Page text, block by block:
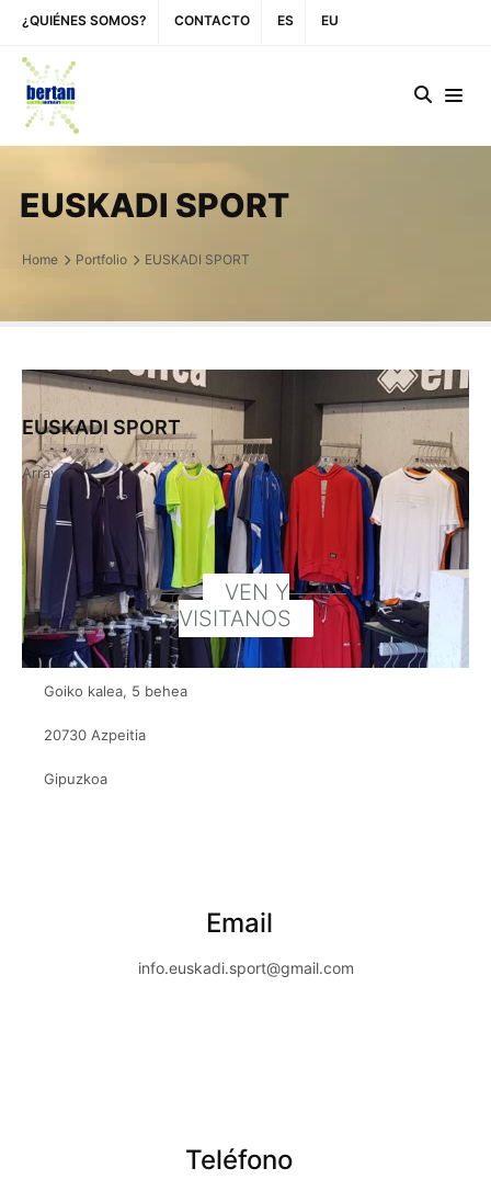
¿QUIÉNES SOMOS? CONTACTO ES EU
EUSKADI SPORT
Home Portfolio EUSKADI SPORT
EUSKADI SPORT
Array
VEN Y
VISITANOS
Goiko kalea, 5 behea
20730 Azpeitia
Gipuzkoa
Email
info.euskadi.sport@gmail.com
Teléfono